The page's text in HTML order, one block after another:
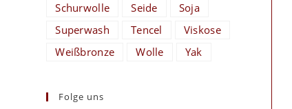
Schurwolle
Seide
Soja
Superwash
Tencel
Viskose
Weißbronze
Wolle Yak
Folge uns